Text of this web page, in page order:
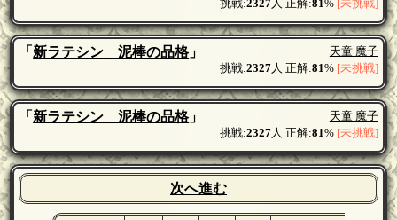
挑戦:2327人 正解:81% [未挑戦]
「新ラテシン 泥棒の品格」
天童 魔子
挑戦:2327人 正解:81% [未挑戦]
「新ラテシン 泥棒の品格」
天童 魔子
挑戦:2327人 正解:81% [未挑戦]
次へ進む